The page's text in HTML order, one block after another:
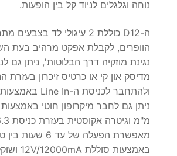
נוחה וגלגלים לניוד קל בין הופעות.
הוופרים, לקבלת אפקט מרהיב בעת
נגינת מוזקיה דרך הבלוטות', ניתן גם
מדיסק און קי או כרטיס זיכרון בעזרת
מאפשרת הפעלה של עד 6